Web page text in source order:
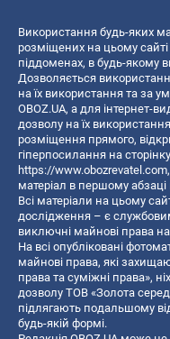
Використання будь-яких
розміщених на цьому сайті
піддоменах, в будь-якому
Дозволяється
на їх використання та за
OBOZ.UA, а для інтернет-
дозволу на їх
розміщення прямого,
гіперпосилання на
https://www.obozrevatel.com
матеріал в першому абзаці
Всі матеріали на цьому
дослідження – є
виключні майнові права
На всі опубліковані
майнові права, які
права та суміжні права»,
дозволу ТОВ «Золота
підлягають подальшому
будь-якій формі.